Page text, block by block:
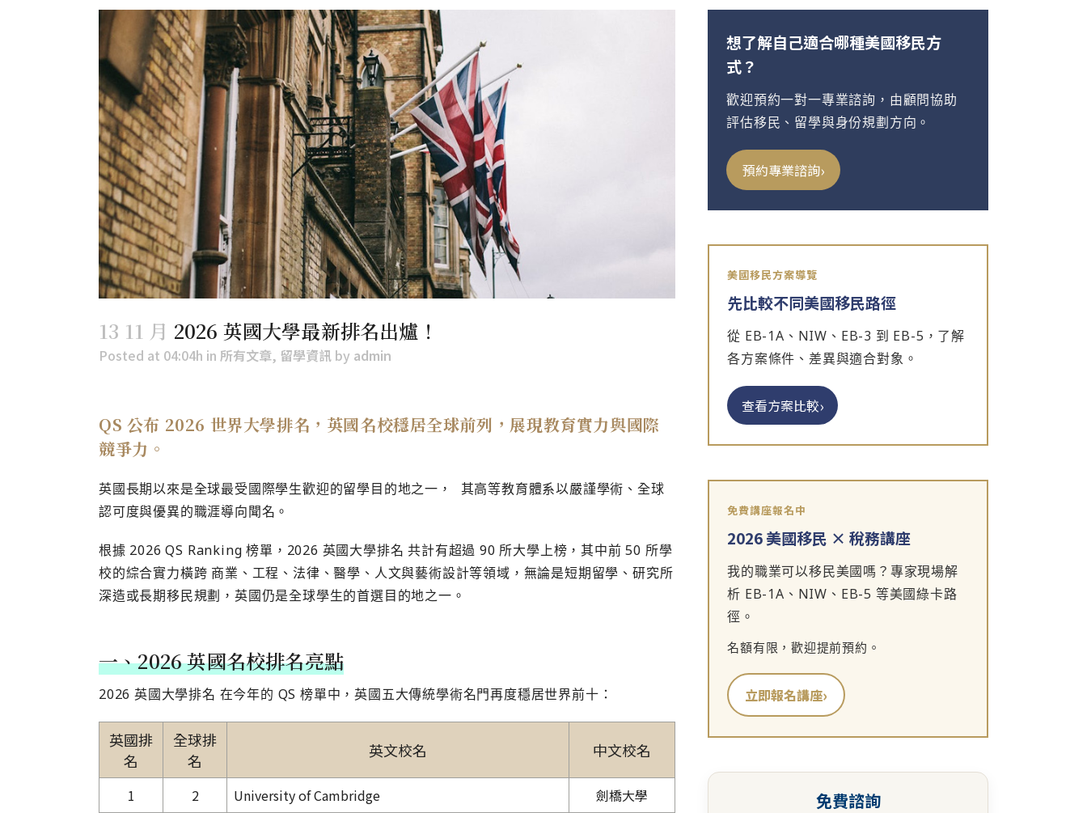
13 11 月 2026 英國大學最新排名出爐！
Posted at 04:04h in 所有文章, 留學資訊 by admin
QS 公布 2026 世界大學排名，英國名校穩居全球前列，展現教育實力與國際
競爭力。
英國長期以來是全球最受國際學生歡迎的留學目的地之一， 其高等教育體系以嚴謹學術、全球
認可度與優異的職涯導向聞名。
根據 2026 QS Ranking 榜單，2026 英國大學排名 共計有超過 90 所大學上榜，其中前 50 所學
校的綜合實力橫跨 商業、工程、法律、醫學、人文與藝術設計等領域，無論是短期留學、研究所
深造或長期移民規劃，英國仍是全球學生的首選目的地之一。
一、2026 英國名校排名亮點
2026 英國大學排名 在今年的 QS 榜單中，英國五大傳統學術名門再度穩居世界前十：
英國排
名
全球排
名
英文校名 中文校名
1 2 University of Cambridge
劍橋大學
想了解自己適合哪種美國移民方
式？
歡迎預約一對一專業諮詢，由顧問協助
評估移民、留學與身份規劃方向。
預約專業諮詢›
美國移民方案導覽
先比較不同美國移民路徑
從 EB-1A、NIW、EB-3 到 EB-5，了解
各方案條件、差異與適合對象。
查看方案比較›
免費講座報名中
2026 美國移民 × 稅務講座
我的職業可以移民美國嗎？專家現場解
析 EB-1A、NIW、EB-5 等美國綠卡路
徑。
名額有限，歡迎提前預約。
立即報名講座›
免費諮詢